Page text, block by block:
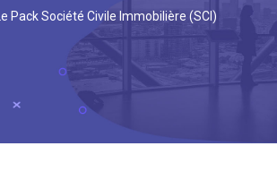
Le Pack Société Civile Immobilière (SCI)